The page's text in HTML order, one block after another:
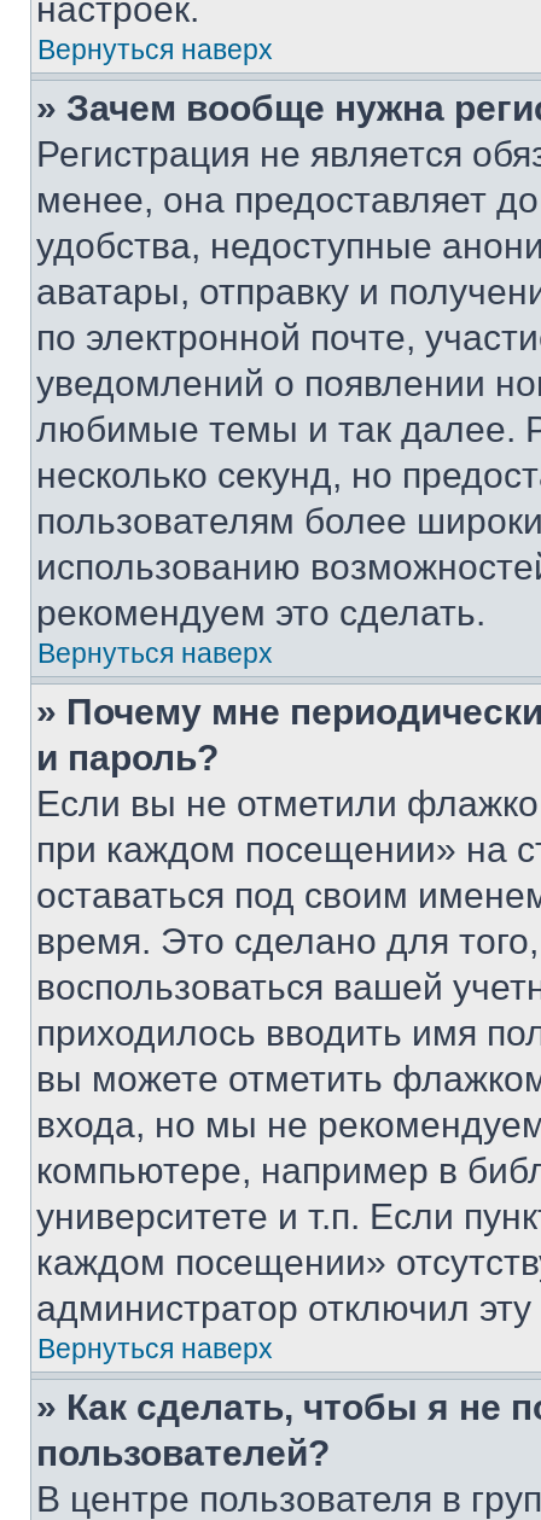
настроек.
Вернуться наверх
» Зачем вообще нужна
Регистрация не является
менее, она предоставляет
удобства, недоступные
аватары, отправку и
по электронной почте,
уведомлений о появлении
любимые темы и так далее.
несколько секунд, но
пользователям более
использованию
рекомендуем это сделать.
Вернуться наверх
» Почему мне
и пароль?
Если вы не отметили
при каждом посещении» на
оставаться под своим
время. Это сделано для
воспользоваться вашей
приходилось вводить имя
вы можете отметить
входа, но мы не
компьютере, например в
университете и т.п. Если
каждом посещении»
администратор отключил
Вернуться наверх
» Как сделать, чтобы я не
пользователей?
В центре пользователя в